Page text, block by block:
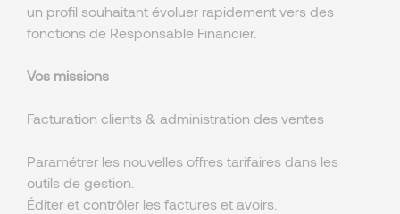
un profil souhaitant évoluer rapidement vers des
fonctions de Responsable Financier.
Vos missions
Facturation clients & administration des ventes
Paramétrer les nouvelles offres tarifaires dans les
outils de gestion.
Éditer et contrôler les factures et avoirs.